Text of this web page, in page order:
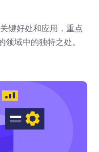
键好处和应用，重点
领域中的独特之处。